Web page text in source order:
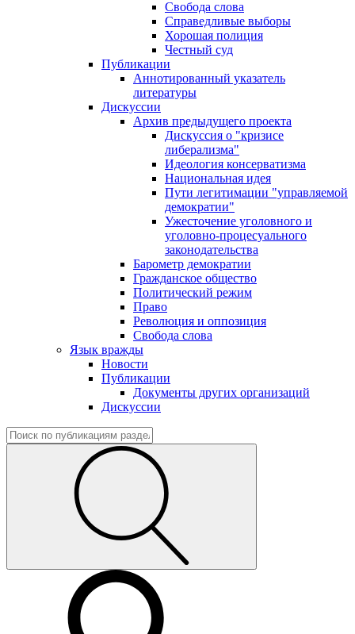
Свобода слова
Справедливые выборы
Хорошая полиция
Честный суд
Публикации
Аннотированный указатель
литературы
Дискуссии
Архив предыдущего проекта
Дискуссия о "кризисе
либерализма"
Идеология консерватизма
Национальная идея
Пути легитимации "управляемой
демократии"
Ужесточение уголовного и
уголовно-процесуального
законодательства
Барометр демократии
Гражданское общество
Политический режим
Право
Революция и оппозиция
Свобода слова
Язык вражды
Новости
Публикации
Документы других организаций
Дискуссии